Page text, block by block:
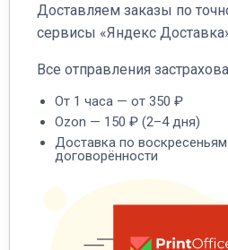
Доставляем заказы по
сервисы «Яндекс
Все отправления
От 1 часа — от 350 ₽
Ozon — 150 ₽ (2–4 дня)
Доставка по
договорённости